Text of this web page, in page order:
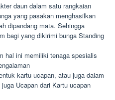
daun dalam satu rangkaian
yang pasakan menghasilkan
dipandang mata. Sehingga
bagi yang dikirimi bunga Standing
hal ini memiliki tenaga spesialis
kartu ucapan, atau juga dalam
Ucapan dari Kartu ucapan